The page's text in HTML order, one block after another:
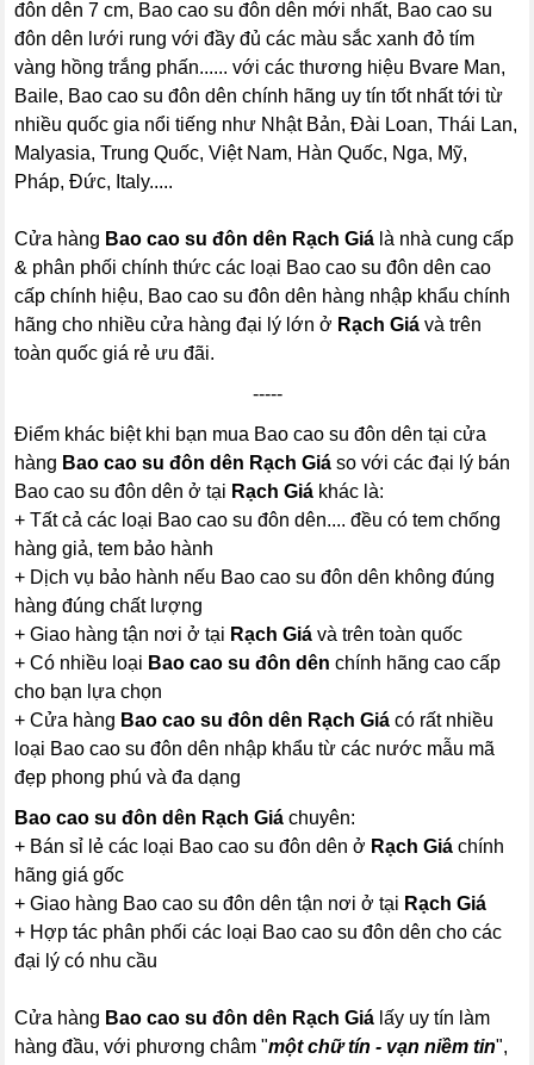
đôn dên 7 cm, Bao cao su đôn dên mới nhất, Bao cao su
đôn dên lưới rung với đầy đủ các màu sắc xanh đỏ tím
vàng hồng trắng phấn...... với các thương hiệu Bvare Man,
Baile, Bao cao su đôn dên chính hãng uy tín tốt nhất tới từ
nhiều quốc gia nổi tiếng như Nhật Bản, Đài Loan, Thái Lan,
Malyasia, Trung Quốc, Việt Nam, Hàn Quốc, Nga, Mỹ,
Pháp, Đức, Italy.....
Cửa hàng Bao cao su đôn dên Rạch Giá là nhà cung cấp
& phân phối chính thức các loại Bao cao su đôn dên cao
cấp chính hiệu, Bao cao su đôn dên hàng nhập khẩu chính
hãng cho nhiều cửa hàng đại lý lớn ở Rạch Giá và trên
toàn quốc giá rẻ ưu đãi.
-----
Điểm khác biệt khi bạn mua Bao cao su đôn dên tại cửa
hàng Bao cao su đôn dên Rạch Giá so với các đại lý bán
Bao cao su đôn dên ở tại Rạch Giá khác là:
+ Tất cả các loại Bao cao su đôn dên.... đều có tem chống
hàng giả, tem bảo hành
+ Dịch vụ bảo hành nếu Bao cao su đôn dên không đúng
hàng đúng chất lượng
+ Giao hàng tận nơi ở tại Rạch Giá và trên toàn quốc
+ Có nhiều loại Bao cao su đôn dên chính hãng cao cấp
cho bạn lựa chọn
+ Cửa hàng Bao cao su đôn dên Rạch Giá có rất nhiều
loại Bao cao su đôn dên nhập khẩu từ các nước mẫu mã
đẹp phong phú và đa dạng
Bao cao su đôn dên Rạch Giáchuyên:
+ Bán sỉ lẻ các loại Bao cao su đôn dên ở Rạch Giá chính
hãng giá gốc
+ Giao hàng Bao cao su đôn dên tận nơi ở tại Rạch Giá
+ Hợp tác phân phối các loại Bao cao su đôn dên cho các
đại lý có nhu cầu
Cửa hàng Bao cao su đôn dên Rạch Giá lấy uy tín làm
hàng đầu, với phương châm "một chữ tín - vạn niềm tin",